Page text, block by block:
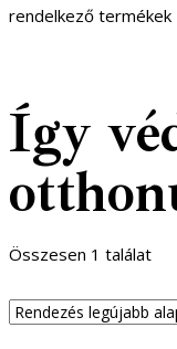
rendelkező termékek
Így
Összesen 1 találat